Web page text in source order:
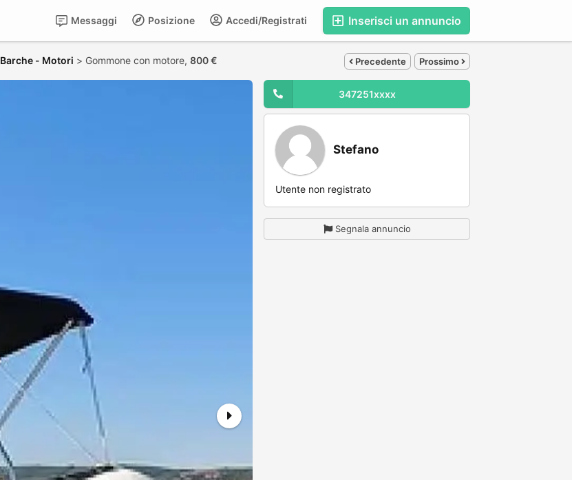
Inserisci un annuncio
Accedi/Registrati
Posizione
Messaggi
Barche - Motori > Gommone con motore, 800 € Precedente Prossimo
347251xxxx
Stefano
Utente non registrato
Segnala annuncio